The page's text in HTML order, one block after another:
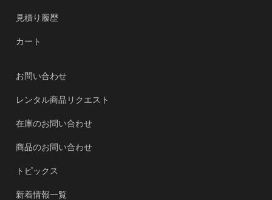
見積り履歴
カート
お問い合わせ
レンタル商品リクエスト
在庫のお問い合わせ
商品のお問い合わせ
トピックス
新着情報一覧